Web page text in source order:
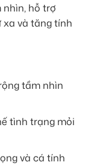
nhìn, hỗ trợ
xa và tăng tính
tầm nhìn
tình trạng mỏi
và cá tính